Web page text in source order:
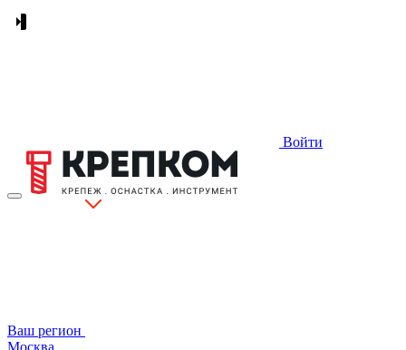
Войти
Ваш регион
Москва